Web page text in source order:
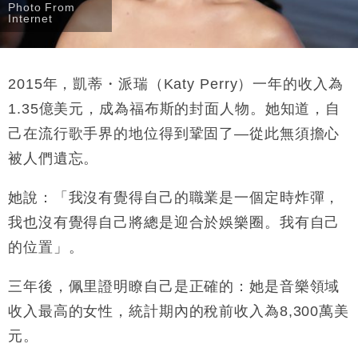
Photo From
Internet
2015年，凱蒂・派瑞 （ Katy Perry）一年的收入為
1.35億美元，成為福布斯的封面人物。她知道，自
己在流行歌手界的地位得到 鞏固了—從此無須擔心
被人們遺忘。
她說：「我沒有覺得自己的職業是一個定時炸彈，
我也沒有覺得自己將總是迎合於娛樂圈。我有自己
的位置」。
三年後，佩里證明瞭自己是正確的：她是音樂領域
收入最高的女性，統計期內的稅前收入為8,300萬美
元。